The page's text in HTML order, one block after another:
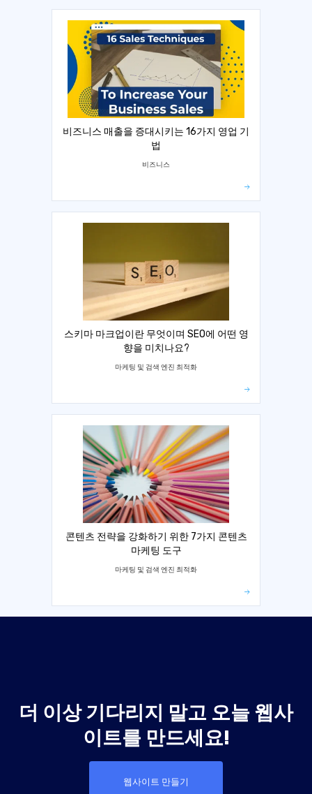
비즈니스 매출을 증대시키는 16가지 영업 기
법
비즈니스
스키마 마크업이란 무엇이며 SEO에 어떤 영
향을 미치나요?
마케팅 및 검색 엔진 최적화
콘텐츠 전략을 강화하기 위한 7가지 콘텐츠
마케팅 도구
마케팅 및 검색 엔진 최적화
더 이상 기다리지 말고 오늘 웹사
이트를 만드세요!
웹사이트 만들기